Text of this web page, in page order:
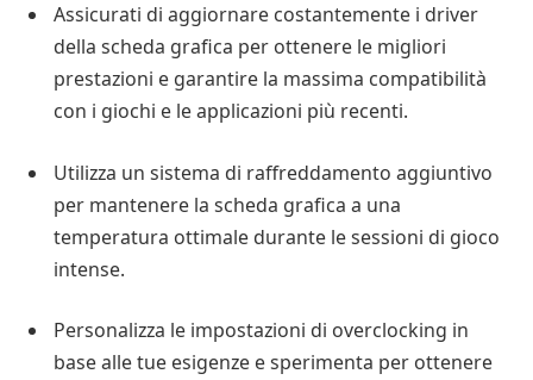
Assicurati di aggiornare costantemente i driver
della scheda grafica per ottenere le migliori
prestazioni e garantire la massima compatibilità
con i giochi e le applicazioni più recenti.
Utilizza un sistema di raffreddamento aggiuntivo
per mantenere la scheda grafica a una
temperatura ottimale durante le sessioni di gioco
intense.
Personalizza le impostazioni di overclocking in
base alle tue esigenze e sperimenta per ottenere